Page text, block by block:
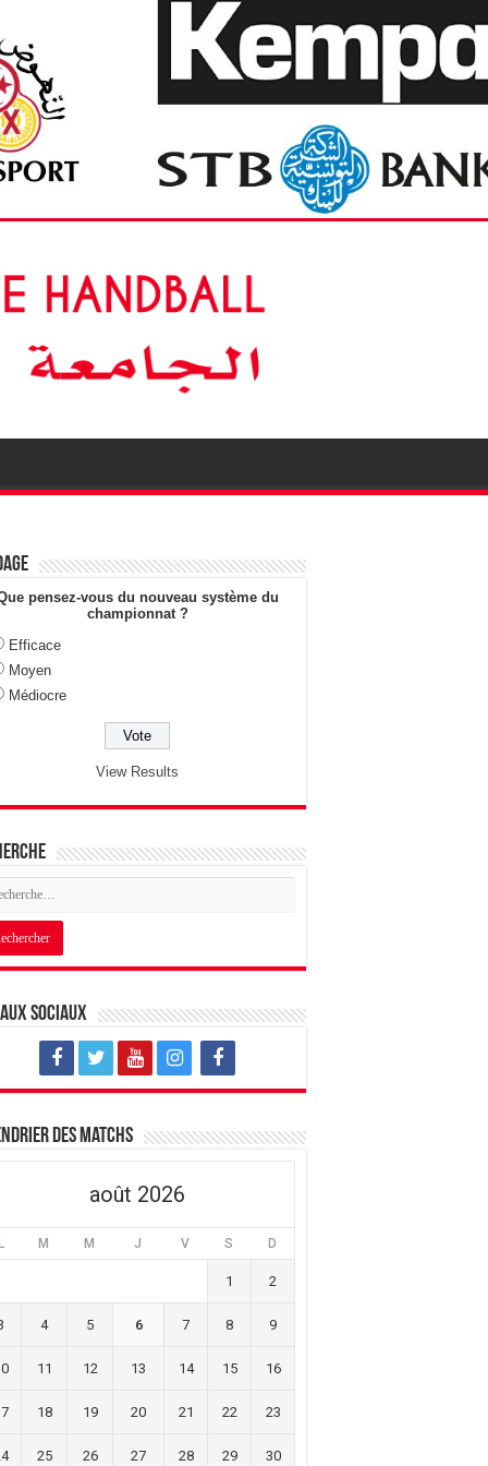
pensez-vous du nouveau système du
championnat ?
Efficace
Moyen
Médiocre
View Results
sociaux
des matchs
août 2026
M M J V S D
1 2
4 5 6 7 8 9
11 12 13 14 15 16
18 19 20 21 22 23
25 26 27 28 29 30